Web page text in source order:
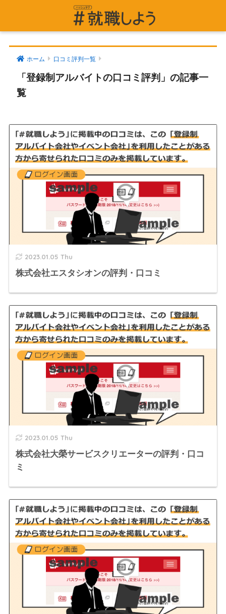
ホーム 口コミ評判一覧
「登録制アルバイトの口コミ評判」の記事一
覧
2023.01.05 Thu
株式会社エスタシオンの評判・口コミ
2023.01.05 Thu
株式会社大榮サービスクリエーターの評判・口コ
ミ